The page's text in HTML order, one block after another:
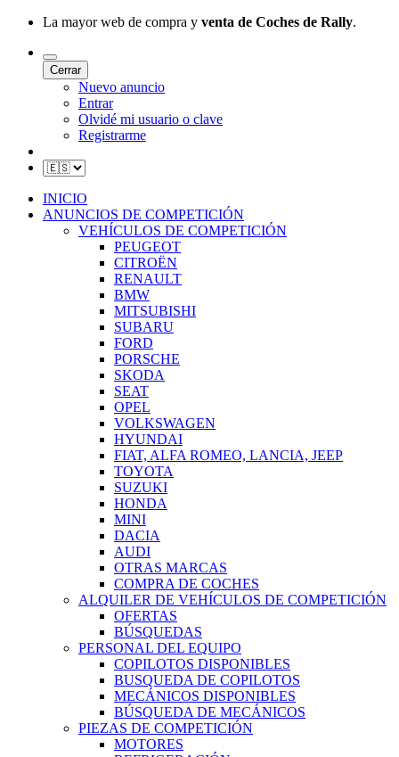
La mayor web de compra y venta de Coches de Rally.
Cerrar
Nuevo anuncio
Entrar
Olvidé mi usuario o clave
Registrarme
INICIO
ANUNCIOS DE COMPETICIÓN
VEHÍCULOS DE COMPETICIÓN
PEUGEOT
CITROËN
RENAULT
BMW
MITSUBISHI
SUBARU
FORD
PORSCHE
SKODA
SEAT
OPEL
VOLKSWAGEN
HYUNDAI
FIAT, ALFA ROMEO, LANCIA, JEEP
TOYOTA
SUZUKI
HONDA
MINI
DACIA
AUDI
OTRAS MARCAS
COMPRA DE COCHES
ALQUILER DE VEHÍCULOS DE COMPETICIÓN
OFERTAS
BÚSQUEDAS
PERSONAL DEL EQUIPO
COPILOTOS DISPONIBLES
BUSQUEDA DE COPILOTOS
MECÁNICOS DISPONIBLES
BÚSQUEDA DE MECÁNICOS
PIEZAS DE COMPETICIÓN
MOTORES